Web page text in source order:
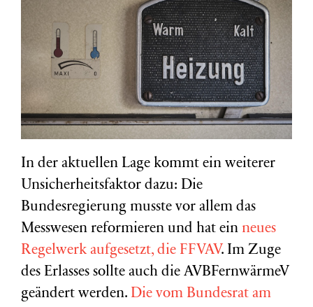
In der aktuellen Lage kommt ein weiterer
Unsicherheitsfaktor dazu: Die
Bundesregierung musste vor allem das
Messwesen reformieren und hat ein neues
Regelwerk aufgesetzt, die FFVAV. Im Zuge
des Erlasses sollte auch die AVBFernwärmeV
geändert werden. Die vom Bundesrat am